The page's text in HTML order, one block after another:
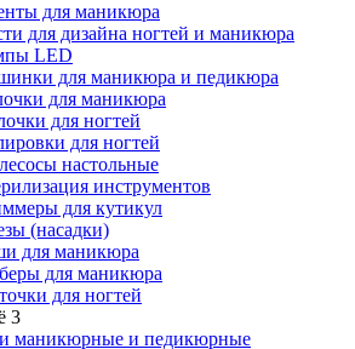
для маникюра
для дизайна ногтей и маникюра
LED
для маникюра и педикюра
для маникюра
для ногтей
для ногтей
настольные
инструментов
для кутикул
(насадки)
для маникюра
для маникюра
для ногтей
3